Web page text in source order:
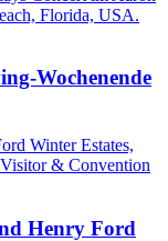
Wochenende
Henry Ford